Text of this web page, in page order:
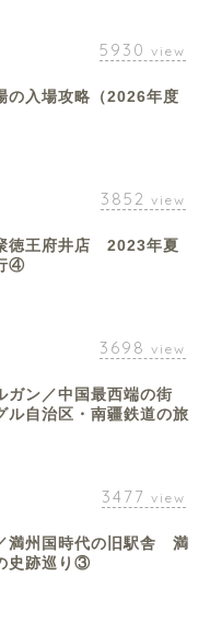
5930 view
の入場攻略（2026年度
3852 view
徳王府井店 2023年夏
④
3698 view
ガン／中国最西端の街
ル自治区・南疆鉄道の旅
3477 view
満州国時代の旧駅舎 満
史跡巡り③